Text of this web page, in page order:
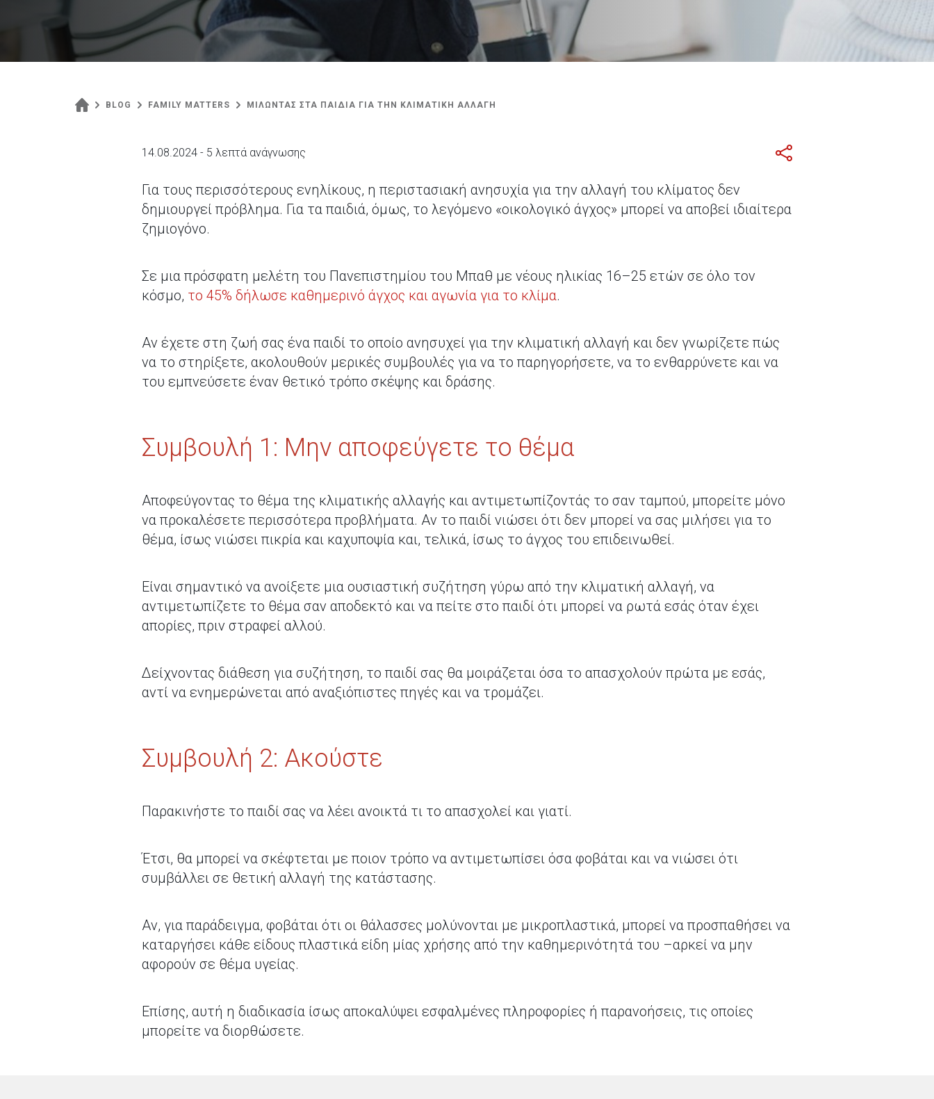
BLOG FAMILY MATTERS ΜΙΛΩΝΤΑΣ ΣΤΑ ΠΑΙΔΙΑ ΓΙΑ ΤΗΝ ΚΛΙΜΑΤΙΚΗ ΑΛΛΑΓΗ
14.08.2024 - 5 λεπτά ανάγνωσης
Για τους περισσότερους ενηλίκους, η περιστασιακή ανησυχία για την αλλαγή του κλίματος δεν
δημιουργεί πρόβλημα. Για τα παιδιά, όμως, το λεγόμενο «οικολογικό άγχος» μπορεί να αποβεί ιδιαίτερα
ζημιογόνο.
Σε μια πρόσφατη μελέτη του Πανεπιστημίου του Μπαθ με νέους ηλικίας 16–25 ετών σε όλο τον
κόσμο, το 45% δήλωσε καθημερινό άγχος και αγωνία για το κλίμα.
Αν έχετε στη ζωή σας ένα παιδί το οποίο ανησυχεί για την κλιματική αλλαγή και δεν γνωρίζετε πώς
να το στηρίξετε, ακολουθούν μερικές συμβουλές για να το παρηγορήσετε, να το ενθαρρύνετε και να
του εμπνεύσετε έναν θετικό τρόπο σκέψης και δράσης.
Συμβουλή 1: Μην αποφεύγετε το θέμα
Αποφεύγοντας το θέμα της κλιματικής αλλαγής και αντιμετωπίζοντάς το σαν ταμπού, μπορείτε μόνο
να προκαλέσετε περισσότερα προβλήματα. Αν το παιδί νιώσει ότι δεν μπορεί να σας μιλήσει για το
θέμα, ίσως νιώσει πικρία και καχυποψία και, τελικά, ίσως το άγχος του επιδεινωθεί.
Είναι σημαντικό να ανοίξετε μια ουσιαστική συζήτηση γύρω από την κλιματική αλλαγή, να
αντιμετωπίζετε το θέμα σαν αποδεκτό και να πείτε στο παιδί ότι μπορεί να ρωτά εσάς όταν έχει
απορίες, πριν στραφεί αλλού.
Δείχνοντας διάθεση για συζήτηση, το παιδί σας θα μοιράζεται όσα το απασχολούν πρώτα με εσάς,
αντί να ενημερώνεται από αναξιόπιστες πηγές και να τρομάζει.
Συμβουλή 2: Ακούστε
Παρακινήστε το παιδί σας να λέει ανοικτά τι το απασχολεί και γιατί.
Έτσι, θα μπορεί να σκέφτεται με ποιον τρόπο να αντιμετωπίσει όσα φοβάται και να νιώσει ότι
συμβάλλει σε θετική αλλαγή της κατάστασης.
Αν, για παράδειγμα, φοβάται ότι οι θάλασσες μολύνονται με μικροπλαστικά, μπορεί να προσπαθήσει να
καταργήσει κάθε είδους πλαστικά είδη μίας χρήσης από την καθημερινότητά του –αρκεί να μην
αφορούν σε θέμα υγείας.
Επίσης, αυτή η διαδικασία ίσως αποκαλύψει εσφαλμένες πληροφορίες ή παρανοήσεις, τις οποίες
μπορείτε να διορθώσετε.